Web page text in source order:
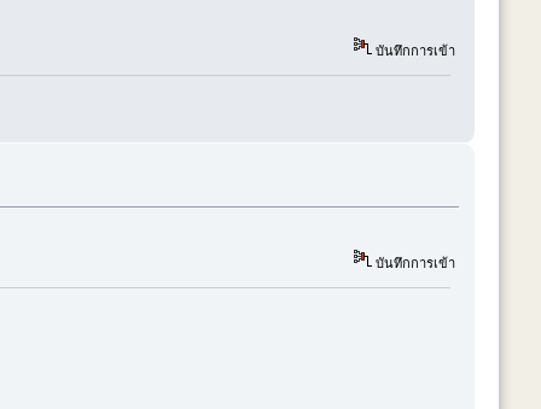
บันทึกการเข้า
บันทึกการเข้า